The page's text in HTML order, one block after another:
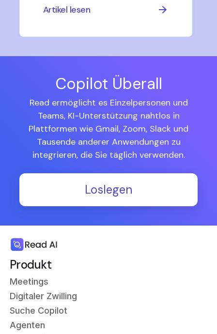
Artikel lesen
Copilot Überall
Read ermöglicht es Einzelpersonen und
Teams, KI-Unterstützung nahtlos in
Plattformen wie Gmail, Zoom, Slack und
Tausende anderer Anwendungen zu
integrieren, die Sie täglich verwenden.
Loslegen
Produkt
Meetings
Digitaler Zwilling
Suche Copilot
Agenten